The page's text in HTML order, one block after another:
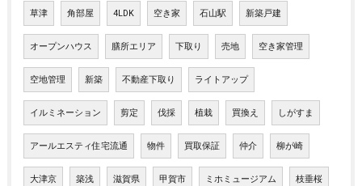
草津 角部屋 4LDK 空き家 石山駅 新築戸建
オープンハウス 膳所エリア 下取り 売地 空き家管理
空地管理 新築 不動産下取り ライトアップ
イルミネーション 剪定 伐採 植栽 買換え しがすま
アールエスティ住宅流通 物件 買取保証 仲介 柳が崎
大津京 築浅 滋賀県 甲賀市 ミホミュージアム 枝垂桜